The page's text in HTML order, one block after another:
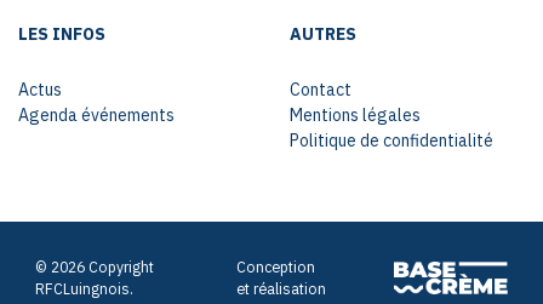
LES INFOS
Actus
Agenda événements
AUTRES
Contact
Mentions légales
Politique de confidentialité
© 2026 Copyright
RFCLuingnois.
Conception
et réalisation